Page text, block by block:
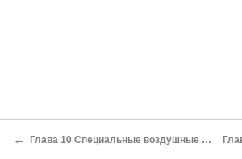
← Глава 10 Специальные воздушные операции